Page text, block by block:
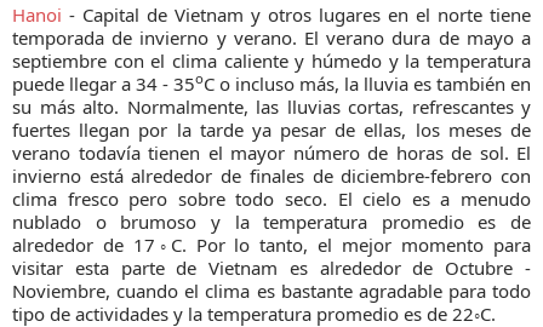
Hanoi - Capital de Vietnam y otros lugares en el norte tiene
temporada de invierno y verano. El verano dura de mayo a
septiembre con el clima caliente y húmedo y la temperatura
puede llegar a 34 - 35oC o ​​incluso más, la lluvia es también en
su más alto. Normalmente, las lluvias cortas, refrescantes y
fuertes llegan por la tarde ya pesar de ellas, los meses de
verano todavía tienen el mayor número de horas de sol. El
invierno está alrededor de finales de diciembre-febrero con
clima fresco pero sobre todo seco. El cielo es a menudo
nublado o brumoso y la temperatura promedio es de
alrededor de 17◦C. Por lo tanto, el mejor momento para
visitar esta parte de Vietnam es alrededor de Octubre -
Noviembre, cuando el clima es bastante agradable para todo
tipo de actividades y la temperatura promedio es de 22◦C.